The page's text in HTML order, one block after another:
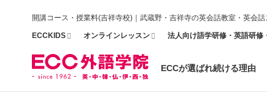
開講コース・授業料(吉祥寺校)｜武蔵野・吉祥寺の英会話教室・英会
ECCKIDS オンラインレッスン 法人向け語学研修・英語研修
ECCが選ばれ続ける理由